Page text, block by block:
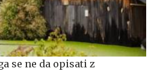
se ne da opisati z